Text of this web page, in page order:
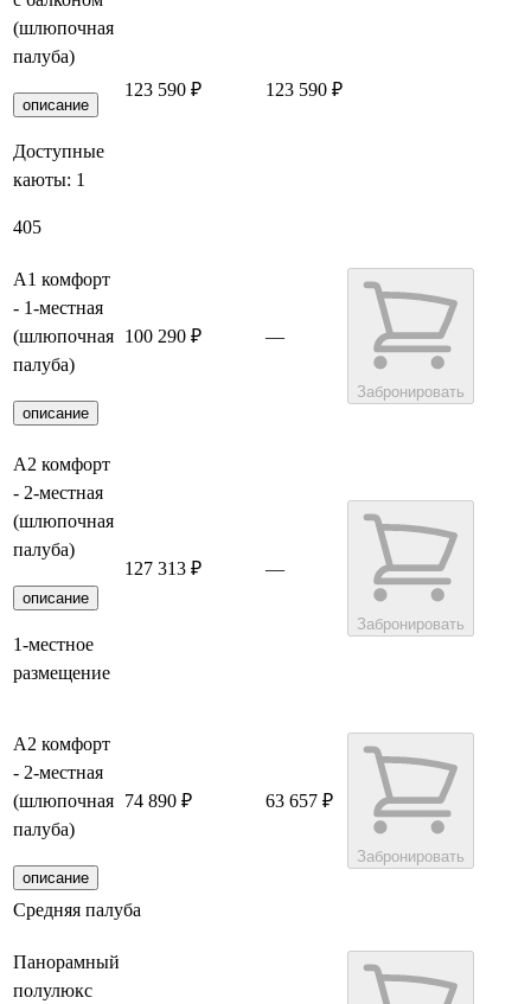
(шлюпочная
палуба)
описание
Доступные
каюты: 1
405
123 590 ₽ 123 590 ₽
А1 комфорт
- 1-местная
(шлюпочная
палуба)
описание
100 290 ₽ —
Забронировать
А2 комфорт
- 2-местная
(шлюпочная
палуба)
описание
1-местное
размещение
127 313 ₽ —
Забронировать
А2 комфорт
- 2-местная
(шлюпочная
палуба)
описание
74 890 ₽ 63 657 ₽
Забронировать
Средняя палуба
Панорамный
полулюкс